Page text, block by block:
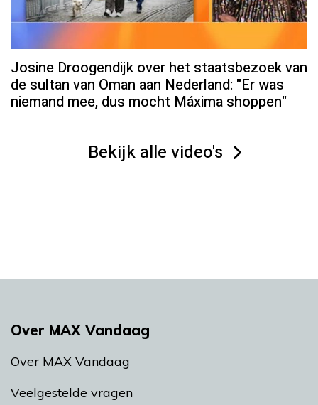
Josine Droogendijk over het staatsbezoek van
de sultan van Oman aan Nederland: "Er was
niemand mee, dus mocht Máxima shoppen"
Bekijk alle video's
Over MAX Vandaag
Over MAX Vandaag
Veelgestelde vragen